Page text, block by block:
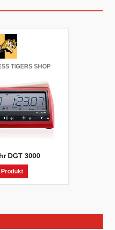
TIGERS SHOP
DGT 3000
Produkt